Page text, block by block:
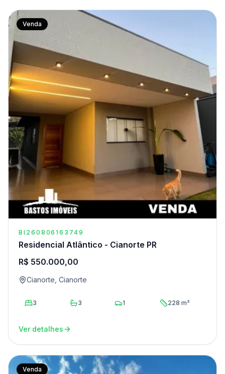
Venda
BI260806163749
Residencial Atlântico - Cianorte PR
R$ 550.000,00
Cianorte, Cianorte
3 3 1 228 m²
Ver detalhes
Venda